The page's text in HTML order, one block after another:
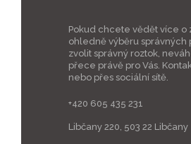
Pokud chcete vědět více o
ohledně výběru
zvolit správný roztok,
přece právě pro Vás.
nebo přes sociální sítě.
+420 605 435 231
Libčany 220, 503 22 Libčany